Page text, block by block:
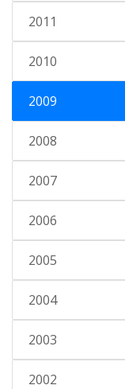
2011
2010
2009
2008
2007
2006
2005
2004
2003
2002